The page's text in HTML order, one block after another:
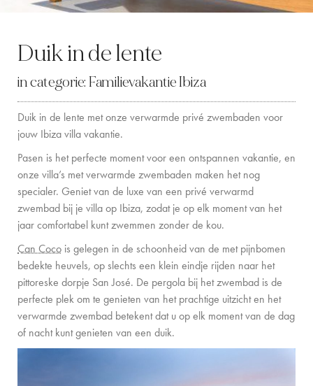
ALLE VILLAS
WESTKUST
SANTA GERTRUDIS
SAN JOSÉ
SANTA EULALIA
IBIZA STAD
INSPIRATIE
AUTOVERHUUR
BOOT CHARTERVLOOT
PRIVATE CHEF AND BAR SERVICES
FAMILIE-ERVARINGEN
Duik in de lente
in categorie: Familievakantie Ibiza
Duik in de lente met onze verwarmde privé zwembaden voor
jouw Ibiza villa vakantie.
Pasen is het perfecte moment voor een ontspannen vakantie, en
onze villa’s met verwarmde zwembaden maken het nog
specialer. Geniet van de luxe van een privé verwarmd
zwembad bij je villa op Ibiza, zodat je op elk moment van het
jaar comfortabel kunt zwemmen zonder de kou.
Can Coco is gelegen in de schoonheid van de met pijnbomen
bedekte heuvels, op slechts een klein eindje rijden naar het
pittoreske dorpje San José. De pergola bij het zwembad is de
perfecte plek om te genieten van het prachtige uitzicht en het
verwarmde zwembad betekent dat u op elk moment van de dag
of nacht kunt genieten van een duik.